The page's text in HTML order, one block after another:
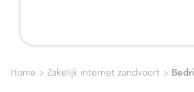
Home > Zakelijk internet zandvoort >